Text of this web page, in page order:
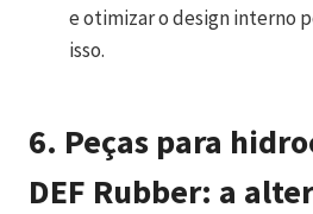
e otimizar o design interno
isso.
6. Peças para
DEF Rubber: a